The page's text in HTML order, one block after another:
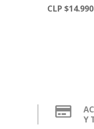
$14.990
Y